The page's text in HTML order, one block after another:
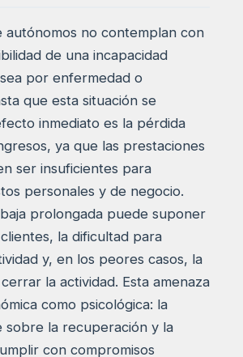
autónomos no contemplan con
de una incapacidad
por enfermedad o
que esta situación se
inmediato es la pérdida
ya que las prestaciones
ser insuficientes para
personales y de negocio.
prolongada puede suponer
la dificultad para
y, en los peores casos, la
la actividad. Esta amenaza
como psicológica: la
sobre la recuperación y la
con compromisos